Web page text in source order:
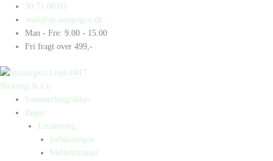
indholdet
30 71 00 03
mail@straarupogco.dk
Man - Fre: 9.00 - 15.00
Fri fragt over 499,-
Straarup & Co
Sommerbogpakker
Bøger
Letlæsning
Indskolingen
Mellemtrinnet
Products
search
Products
search
Havsnegle